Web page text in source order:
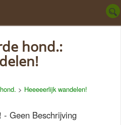
> Heeeeerlijk wandelen!
- Geen Beschrijving